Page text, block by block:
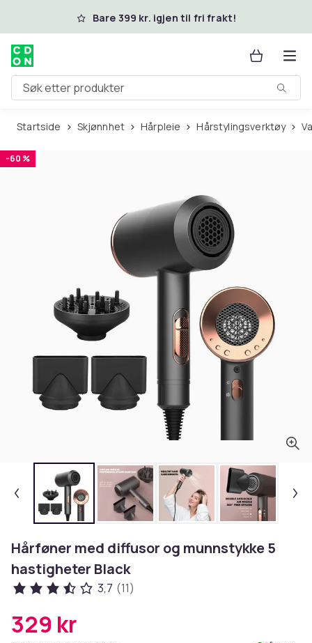
Hopp til hovedinnholdBare 399 kr. igjen til fri frakt!
Søk etter produkter
Startside Skjønnhet Hårpleie Hårstylingsverktøy
-60 %
Hårføner med diffusor og munnstykke 5
hastigheter Black
3,7 (11)
329 kr